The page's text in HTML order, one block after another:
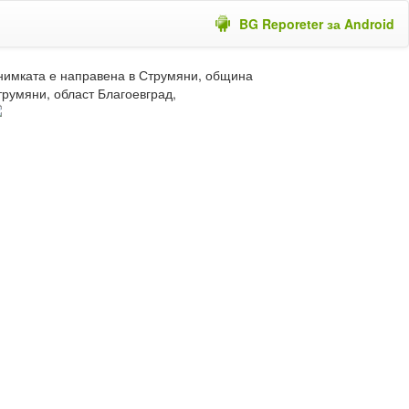
BG Reporeter за Android
е направена в Струмяни, община
област Благоевград,